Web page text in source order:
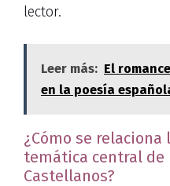
lector.
Leer más: El
en la poesía
¿Cómo se relaciona
temática central de
Castellanos?